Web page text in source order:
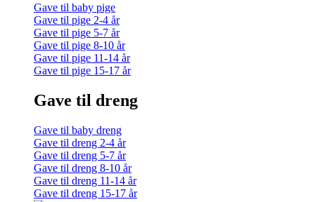
Gave til baby pige
Gave til pige 2-4 år
Gave til pige 5-7 år
Gave til pige 8-10 år
Gave til pige 11-14 år
Gave til pige 15-17 år
Gave til dreng
Gave til baby dreng
Gave til dreng 2-4 år
Gave til dreng 5-7 år
Gave til dreng 8-10 år
Gave til dreng 11-14 år
Gave til dreng 15-17 år